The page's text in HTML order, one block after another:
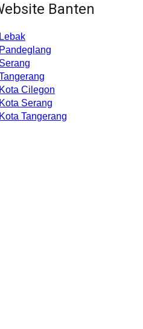
Banten
Cilegon
Serang
Tangerang